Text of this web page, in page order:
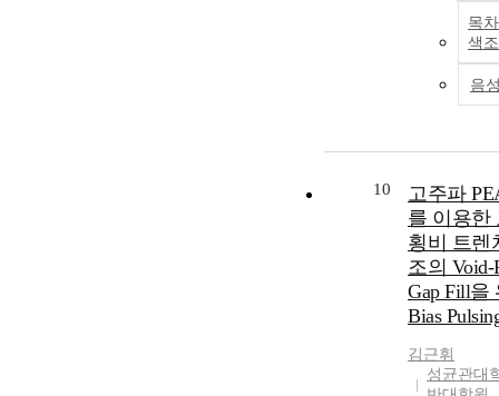
목
색
음
10
고주파
를 이용한
횡비 트렌
조의 Void-
Gap Fill을
Bias
김근휘
성균관대